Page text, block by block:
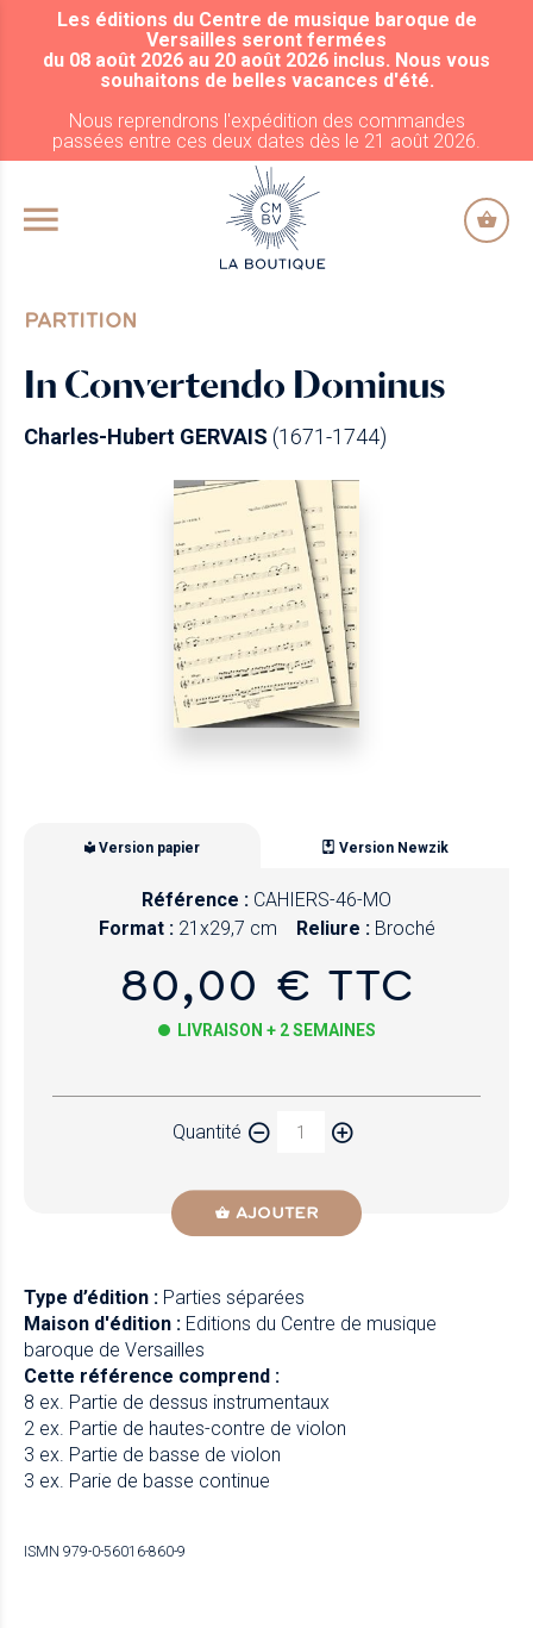
ALLER AU CONTENU PRINCIPAL
Les éditions du Centre de musique baroque de
Versailles seront fermées
du 08 août 2026 au 20 août 2026 inclus. Nous vous
souhaitons de belles vacances d'été.
Nous reprendrons l'expédition des commandes
passées entre ces deux dates dès le 21 août 2026.
PARTITION
In Convertendo Dominus
Charles-Hubert GERVAIS (1671-1744)
Version papier Version Newzik
Référence : CAHIERS-46-MO
Format : 21x29,7 cm Reliure : Broché
80,00 € TTC
LIVRAISON + 2 SEMAINES
Quantité
AJOUTER
Type d’édition : Parties séparées
Maison d'édition : Editions du Centre de musique
baroque de Versailles
Cette référence comprend :
8 ex. Partie de dessus instrumentaux
2 ex. Partie de hautes-contre de violon
3 ex. Partie de basse de violon
3 ex. Parie de basse continue
ISMN 979-0-56016-860-9